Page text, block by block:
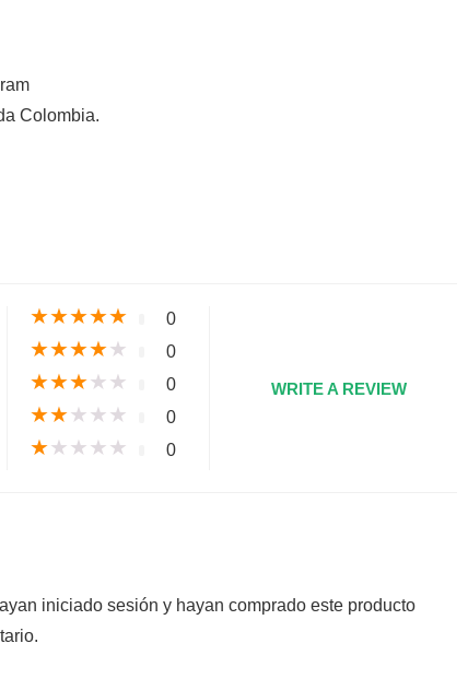
Colombia.
★★★★★ 0
★★★★★ 0
★★★★★ 0
★★★★★ 0
★★★★★ 0
WRITE A REVIEW
iniciado sesión y hayan comprado este producto